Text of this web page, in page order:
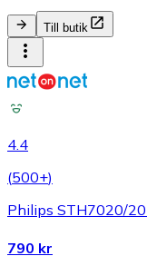
Till butik
4.4
(500+)
Philips STH7020/20
790 kr